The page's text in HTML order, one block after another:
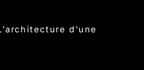
d'une